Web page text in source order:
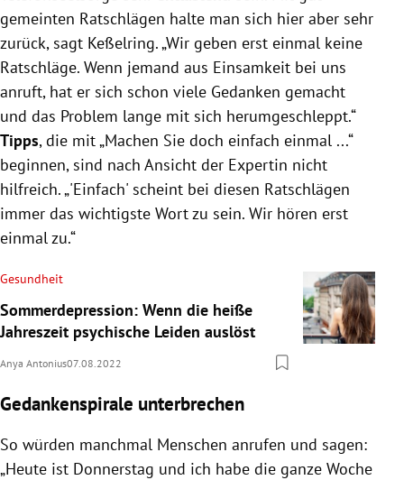
gemeinten Ratschlägen halte man sich hier aber sehr
zurück, sagt Keßelring. „Wir geben erst einmal keine
Ratschläge. Wenn jemand aus Einsamkeit bei uns
anruft, hat er sich schon viele Gedanken gemacht
und das Problem lange mit sich herumgeschleppt.“
Tipps, die mit „Machen Sie doch einfach einmal ...“
beginnen, sind nach Ansicht der Expertin nicht
hilfreich. „'Einfach' scheint bei diesen Ratschlägen
immer das wichtigste Wort zu sein. Wir hören erst
einmal zu.“
Gesundheit
Sommerdepression: Wenn die heiße
Jahreszeit psychische Leiden auslöst
Anya Antonius07.08.2022
Gedankenspirale unterbrechen
So würden manchmal Menschen anrufen und sagen:
„Heute ist Donnerstag und ich habe die ganze Woche